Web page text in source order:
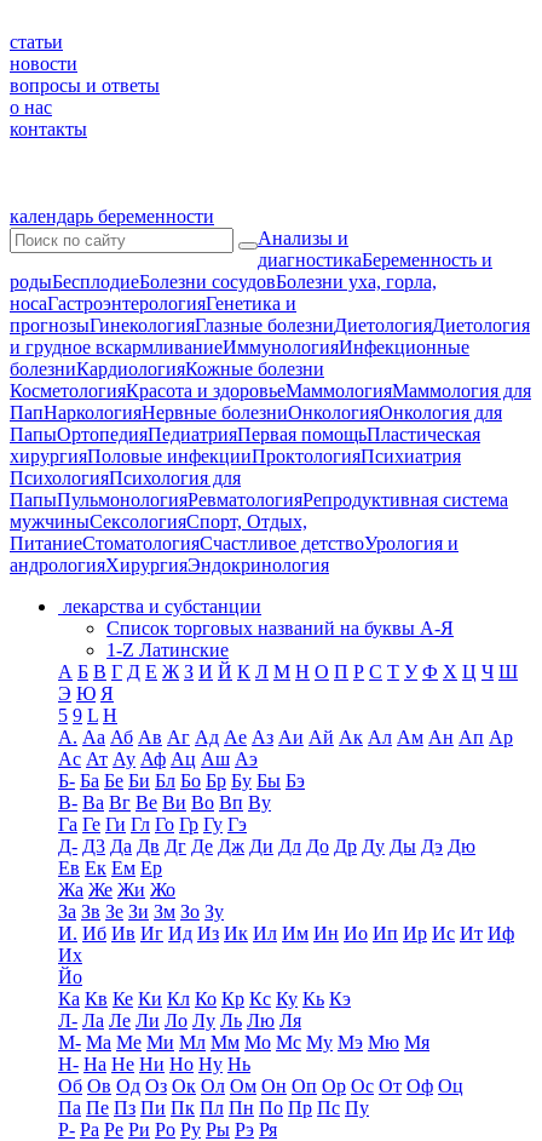
статьи
новости
вопросы и ответы
о нас
контакты
календарь беременности
Анализы и
диагностикаБеременность и
родыБесплодиеБолезни сосудовБолезни уха, горла,
носаГастроэнтерологияГенетика и
прогнозыГинекологияГлазные болезниДиетологияДиетология
и грудное вскармливаниеИммунологияИнфекционные
болезниКардиологияКожные болезни
КосметологияКрасота и здоровьеМаммологияМаммология для
ПапНаркологияНервные болезниОнкологияОнкология для
ПапыОртопедияПедиатрияПервая помощьПластическая
хирургияПоловые инфекцииПроктологияПсихиатрия
ПсихологияПсихология для
ПапыПульмонологияРевматологияРепродуктивная система
мужчиныСексологияСпорт, Отдых,
ПитаниеСтоматологияСчастливое детствоУрология и
андрологияХирургияЭндокринология
лекарства и субстанции
Список торговых названий на буквы А-Я
1-Z Латинские
А Б В Г Д Е Ж З И Й К Л М Н О П Р С Т У Ф Х Ц Ч Ш
Э Ю Я
5 9 L H
А. Аа Аб Ав Аг Ад Ае Аз Аи Ай Ак Ал Ам Ан Ап Ар
Ас Ат Ау Аф Ац Аш Аэ
Б- Ба Бе Би Бл Бо Бр Бу Бы Бэ
В- Ва Вг Ве Ви Во Вп Ву
Га Ге Ги Гл Го Гр Гу Гэ
Д- Д3 Да Дв Дг Де Дж Ди Дл До Др Ду Ды Дэ Дю
Ев Ек Ем Ер
Жа Же Жи Жо
За Зв Зе Зи Зм Зо Зу
И. Иб Ив Иг Ид Из Ик Ил Им Ин Ио Ип Ир Ис Ит Иф
Их
Йо
Ка Кв Ке Ки Кл Ко Кр Кс Ку Кь Кэ
Л- Ла Ле Ли Ло Лу Ль Лю Ля
М- Ма Ме Ми Мл Мм Мо Мс Му Мэ Мю Мя
Н- На Не Ни Но Ну Нь
Об Ов Од Оз Ок Ол Ом Он Оп Ор Ос От Оф Оц
Па Пе Пз Пи Пк Пл Пн По Пр Пс Пу
Р- Ра Ре Ри Ро Ру Ры Рэ Ря